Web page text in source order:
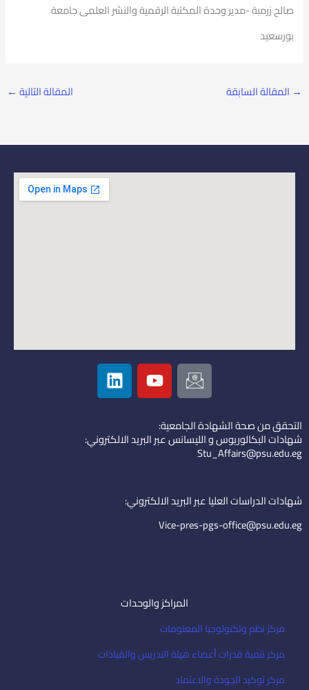
صالح زرمبة -مدير وحدة المكتبة الرقمية والنشر العلمى جامعة
بورسعيد
→ المقالة السابقة المقالة التالية ←
I
c
o
n
-
e
i
l
Y
o
u
u
b
L
i
n
e
d
التحقق من صحة الشهادة الجامعية:
شهادات البكالوريوس و الليسانس عبر البريد الالكتروني:
Stu_Affairs@psu.edu.eg
شهادات الدراسات العليا عبر البريد الالكتروني:
Vice-pres-pgs-office@psu.edu.eg
المراكز والوحدات
مركز نظم وتكنولوجيا المعلومات
مركز تنمية قدرات أعضاء هيئة التدريس والقيادات
مركز توكيد الجودة والاعتماد